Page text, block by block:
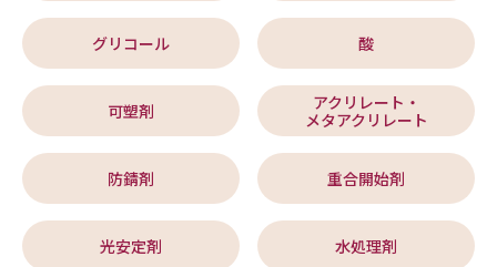
グリコール 酸
可塑剤
アクリレート・
メタアクリレート
防錆剤 重合開始剤
光安定剤 水処理剤